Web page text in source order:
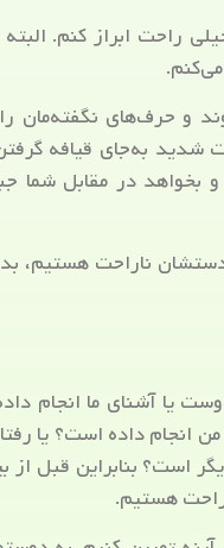
راحت ابراز ‌کنم. البته
و حرف‌های نگفته‌مان
شدید به‌جای قیافه
بخواهد در مقابل شما
ناراحت هستیم،
یا آشنای ما انجام
انجام داده است؟ یا
است؟ بنابراین قبل از
هستیم.